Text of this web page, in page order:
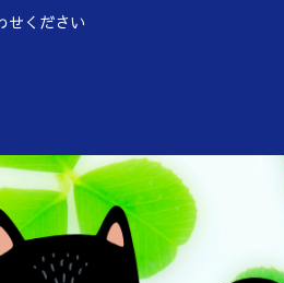
せください